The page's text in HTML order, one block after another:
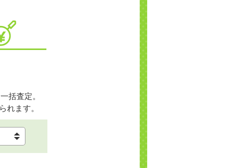
括査定。
れます。